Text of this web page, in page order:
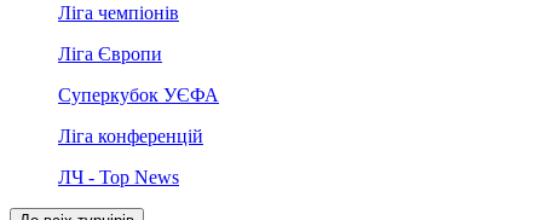
Ліга чемпіонів
Ліга Європи
Суперкубок УЄФА
Ліга конференцій
ЛЧ - Top News